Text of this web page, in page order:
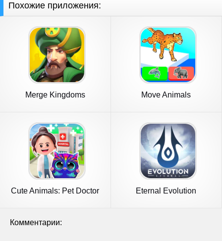
Похожие приложения:
Merge Kingdoms Move Animals
Cute Animals: Pet Doctor Eternal Evolution
Комментарии: